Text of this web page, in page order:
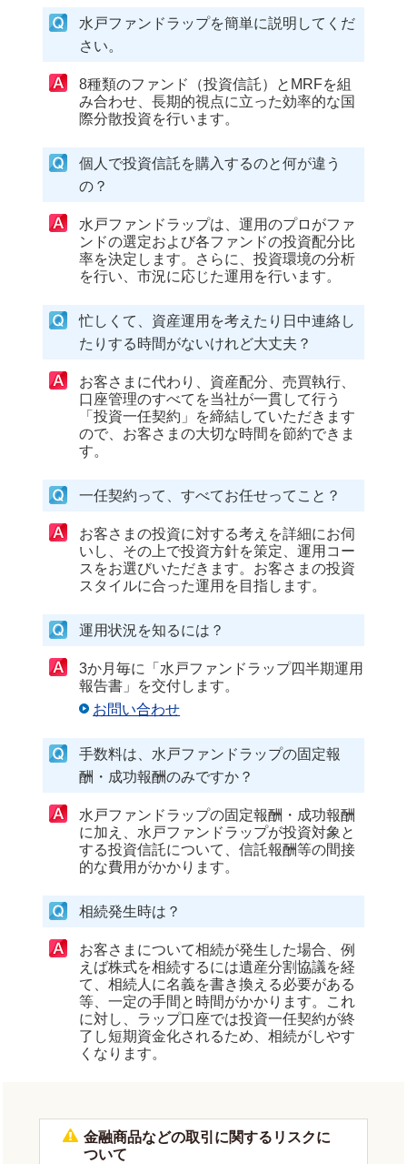
水戸ファンドラップを簡単に説明してくだ
さい。
8種類のファンド（投資信託）とMRFを組
み合わせ、長期的視点に立った効率的な国
際分散投資を行います。
個人で投資信託を購入するのと何が違う
の？
水戸ファンドラップは、運用のプロがファ
ンドの選定および各ファンドの投資配分比
率を決定します。さらに、投資環境の分析
を行い、市況に応じた運用を行います。
忙しくて、資産運用を考えたり日中連絡し
たりする時間がないけれど大丈夫？
お客さまに代わり、資産配分、売買執行、
口座管理のすべてを当社が一貫して行う
「投資一任契約」を締結していただきます
ので、お客さまの大切な時間を節約できま
す。
一任契約って、すべてお任せってこと？
お客さまの投資に対する考えを詳細にお伺
いし、その上で投資方針を策定、運用コー
スをお選びいただきます。お客さまの投資
スタイルに合った運用を目指します。
運用状況を知るには？
3か月毎に「水戸ファンドラップ四半期運用
報告書」を交付します。
お問い合わせ
手数料は、水戸ファンドラップの固定報
酬・成功報酬のみですか？
水戸ファンドラップの固定報酬・成功報酬
に加え、水戸ファンドラップが投資対象と
する投資信託について、信託報酬等の間接
的な費用がかかります。
相続発生時は？
お客さまについて相続が発生した場合、例
えば株式を相続するには遺産分割協議を経
て、相続人に名義を書き換える必要がある
等、一定の手間と時間がかかります。これ
に対し、ラップ口座では投資一任契約が終
了し短期資金化されるため、相続がしやす
くなります。
金融商品などの取引に関するリスクに
ついて